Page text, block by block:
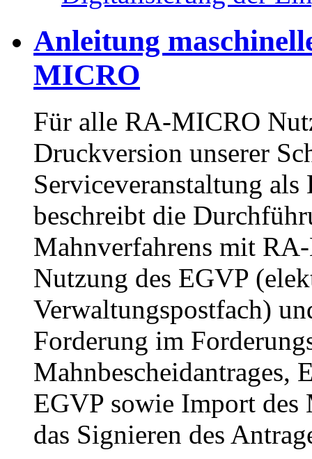
Anleitung
MICRO
Für alle RA-MICRO
Druckversion unserer
Serviceveranstaltung
beschreibt die
Mahnverfahrens mit
Nutzung des EGVP
Verwaltungspostfach)
Forderung im
Mahnbescheidantrages,
EGVP sowie Import des
das Signieren des